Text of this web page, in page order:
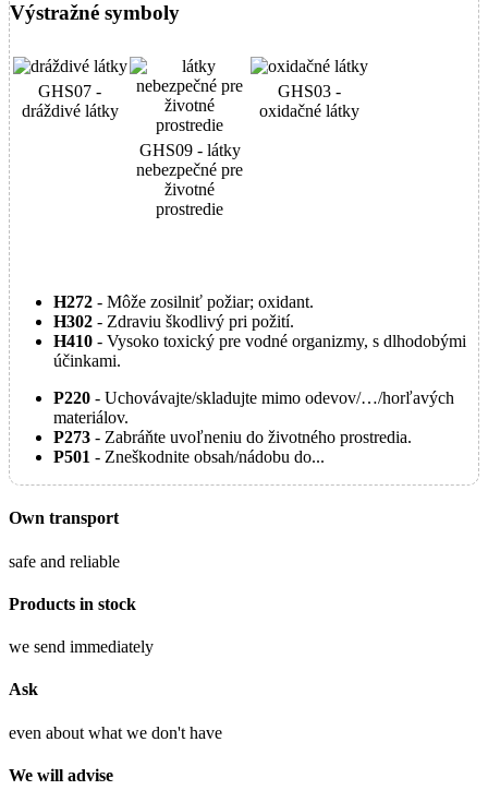
Výstražné symboly
GHS07 -
dráždivé látky
GHS09 - látky
nebezpečné pre
životné
prostredie
GHS03 -
oxidačné látky
H272 - Môže zosilniť požiar; oxidant.
H302 - Zdraviu škodlivý pri požití.
H410 - Vysoko toxický pre vodné organizmy, s dlhodobými
účinkami.
P220 - Uchovávajte/skladujte mimo odevov/…/horľavých
materiálov.
P273 - Zabráňte uvoľneniu do životného prostredia.
P501 - Zneškodnite obsah/nádobu do...
Own transport
safe and reliable
Products in stock
we send immediately
Ask
even about what we don't have
We will advise